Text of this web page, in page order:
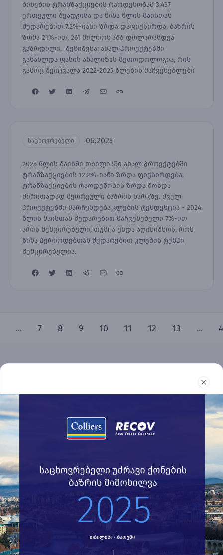
ბინების ტრანზაქციების რაოდენობამ 3,437
ერთეული შეადგინა და წინა წლის მაისთან
შედარებით 7.2%-იანი ზრდა დაფიქსირდა. ბაზრის
ზომა 21%-ით, 261 მილიონ აშშ დოლარამდეა
გაზრდილი. შენიშვნა: ახალ პროექტებში
განახლდა ფასის ანალიზის მეთოდოლოგია, რის
გამოც შეიცვალა 2022-2025 წლების მაჩვენებლები
საცხოვრებელი 06.2025
2025 წლის მაისში თბილისში ახალ პროექტებში
ტრანზაქციების 12.2%-იანი ზრდა ფიქსირდება,
ტრანზაქციების რაოდენობის ზრდა მოხდა
ძირითადად მეორეული ბაზრის ხარჯზე. ძველ
პროექტებში ნარჩუნდება კლების ტენდენცია - 2024
წლის მაისთან შედარებით მაჩვენებელი 7%-ით
არის შემცირებული, თუმცა უნდა აღინიშნოს, რომ
წინა პერიოდებთან შედარებით კლების ტემპი
შემცირებულია.
... 7 8 9 10 11 12 13 ...
რეპორტები